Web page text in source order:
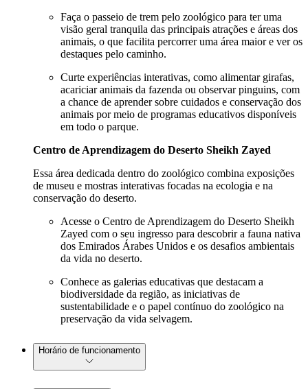
Faça o passeio de trem pelo zoológico para ter uma
visão geral tranquila das principais atrações e áreas dos
animais, o que facilita percorrer uma área maior e ver os
destaques pelo caminho.
Curte experiências interativas, como alimentar girafas,
acariciar animais da fazenda ou observar pinguins, com
a chance de aprender sobre cuidados e conservação dos
animais por meio de programas educativos disponíveis
em todo o parque.
Centro de Aprendizagem do Deserto Sheikh Zayed
Essa área dedicada dentro do zoológico combina exposições
de museu e mostras interativas focadas na ecologia e na
conservação do deserto.
Acesse o Centro de Aprendizagem do Deserto Sheikh
Zayed com o seu ingresso para descobrir a fauna nativa
dos Emirados Árabes Unidos e os desafios ambientais
da vida no deserto.
Conhece as galerias educativas que destacam a
biodiversidade da região, as iniciativas de
sustentabilidade e o papel contínuo do zoológico na
preservação da vida selvagem.
Horário de funcionamento